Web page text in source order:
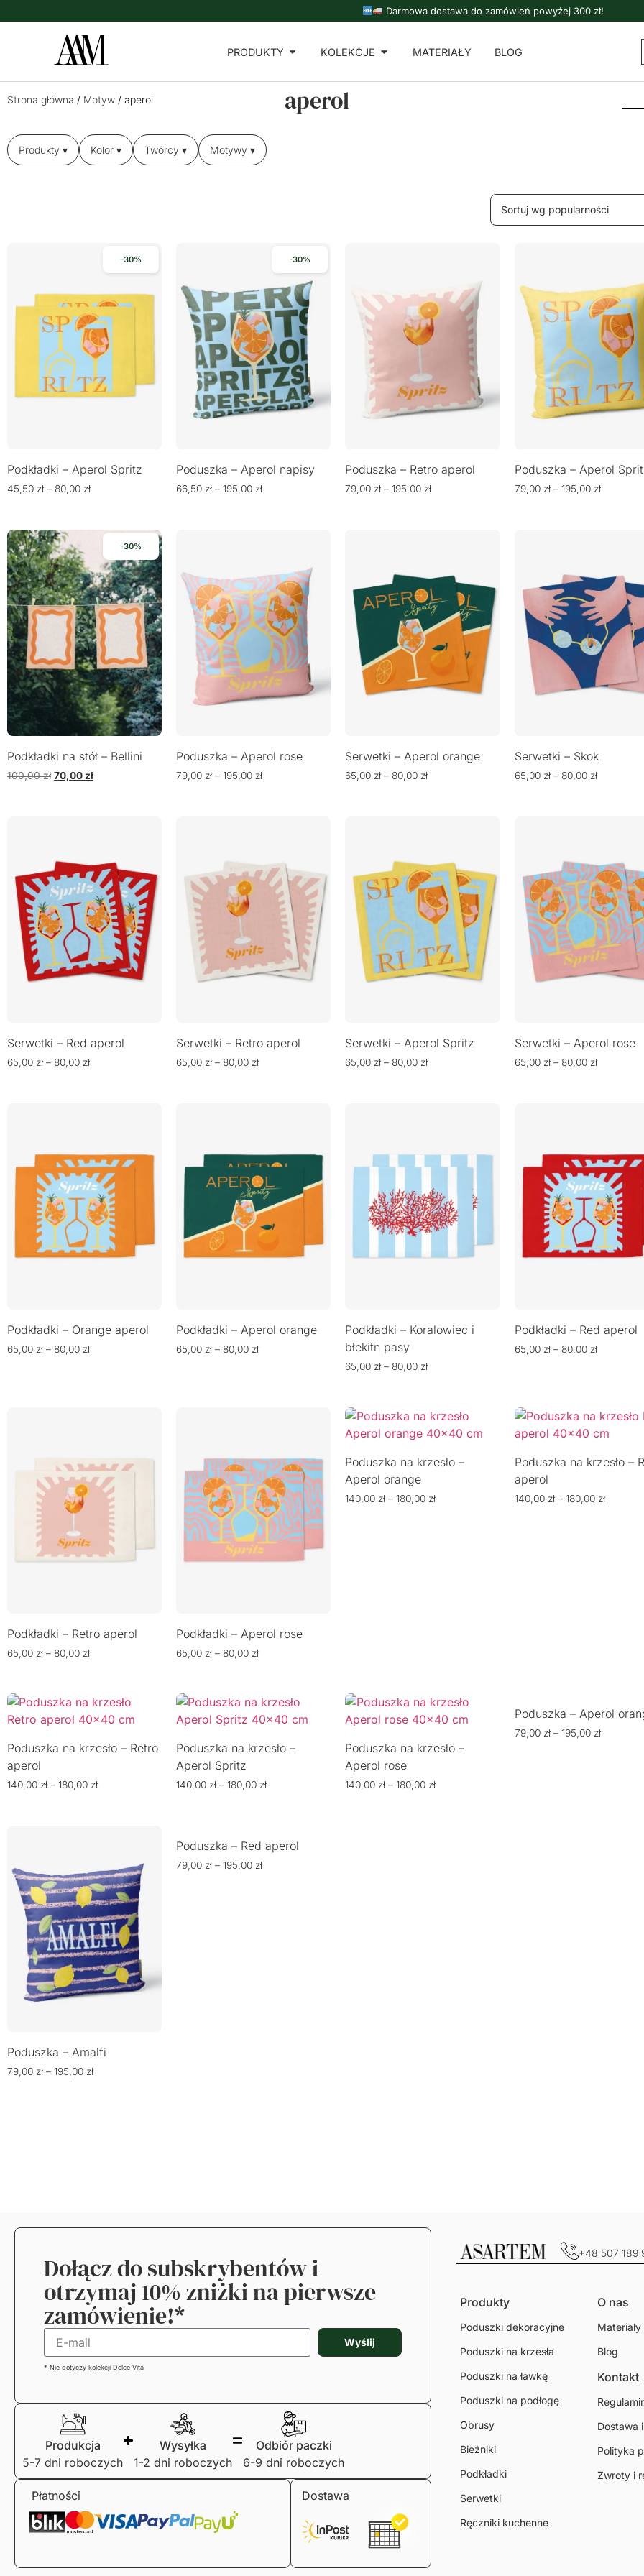
Darmowa dostawa do zamówień powyżej 300 zł!
PRODUKTY KOLEKCJE MATERIAŁY BLOG
Strona główna / Motyw / aperol aperol
Produkty ▾ Kolor ▾ Twórcy ▾ Motywy ▾
-30%
Podkładki – Aperol Spritz
45,50 zł – 80,00 zł
-30%
Poduszka – Aperol napisy
66,50 zł – 195,00 zł
Poduszka – Retro aperol
79,00 zł – 195,00 zł
Poduszka – Aperol
79,00 zł – 195,00 zł
-30%
Podkładki na stół – Bellini
100,00zł 70,00 zł
Poduszka – Aperol rose
79,00 zł – 195,00 zł
Serwetki – Aperol orange
65,00 zł – 80,00 zł
Serwetki – Skok
65,00 zł – 80,00 zł
Serwetki – Red aperol
65,00 zł – 80,00 zł
Serwetki – Retro aperol
65,00 zł – 80,00 zł
Serwetki – Aperol Spritz
65,00 zł – 80,00 zł
Serwetki – Aperol rose
65,00 zł – 80,00 zł
Podkładki – Orange aperol
65,00 zł – 80,00 zł
Podkładki – Aperol orange
65,00 zł – 80,00 zł
Podkładki – Koralowiec i
błekitn pasy
65,00 zł – 80,00 zł
Podkładki – Red aperol
65,00 zł – 80,00 zł
Podkładki – Retro aperol
65,00 zł – 80,00 zł
Podkładki – Aperol rose
65,00 zł – 80,00 zł
Poduszka na krzesło –
Aperol orange
140,00 zł – 180,00 zł
Poduszka na krzesło –
aperol
140,00 zł – 180,00 zł
Poduszka na krzesło – Retro
aperol
140,00 zł – 180,00 zł
Poduszka na krzesło –
Aperol Spritz
140,00 zł – 180,00 zł
Poduszka na krzesło –
Aperol rose
140,00 zł – 180,00 zł
Poduszka – Aperol
79,00 zł – 195,00 zł
Poduszka – Amalfi
79,00 zł – 195,00 zł
Poduszka – Red aperol
79,00 zł – 195,00 zł
Dołącz do subskrybentów i
otrzymaj 10% zniżki na pierwsze
zamówienie!*
Wyślij
* Nie dotyczy kolekcji Dolce Vita
Produkcja
5-7 dni roboczych
Wysyłka
1-2 dni roboczych
Odbiór paczki
6-9 dni roboczych
Płatności Dostawa
+48 507 189
Produkty
Poduszki dekoracyjne
Poduszki na krzesła
Poduszki na ławkę
Poduszki na podłogę
Obrusy
Bieżniki
Podkładki
Serwetki
Ręczniki kuchenne
O nas
Materiały
Blog
Kontakt
Dostawa
Polityka
Zwroty i